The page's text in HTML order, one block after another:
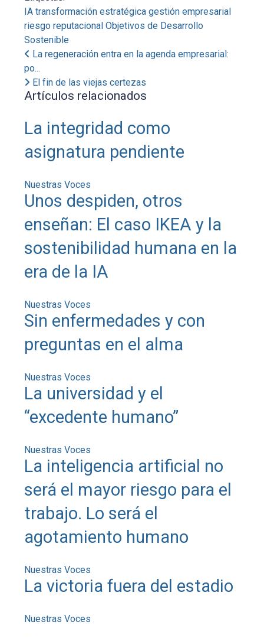
IA transformación estratégica gestión empresarial
riesgo reputacional Objetivos de Desarrollo
Sostenible
La regeneración entra en la agenda empresarial:
po...
El fin de las viejas certezas
Artículos relacionados
La integridad como
asignatura pendiente
Nuestras Voces
Unos despiden, otros
enseñan: El caso IKEA y la
sostenibilidad humana en la
era de la IA
Nuestras Voces
Sin enfermedades y con
preguntas en el alma
Nuestras Voces
La universidad y el
“excedente humano”
Nuestras Voces
La inteligencia artificial no
será el mayor riesgo para el
trabajo. Lo será el
agotamiento humano
Nuestras Voces
La victoria fuera del estadio
Nuestras Voces